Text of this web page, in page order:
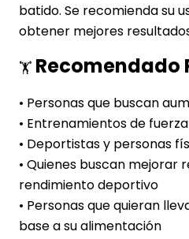
batido. Se recomienda su
obtener mejores
🏋️ Recomendado
• Personas que buscan
• Entrenamientos de
• Deportistas y personas
• Quienes buscan mejorar
rendimiento deportivo
• Personas que quieran
base a su alimentación